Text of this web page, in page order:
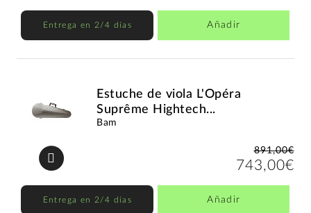
Entrega en 2/4 días Añadir
Estuche de viola L'Opéra
Suprême Hightech...
Bam
891,00€
743,00€
Entrega en 2/4 días Añadir